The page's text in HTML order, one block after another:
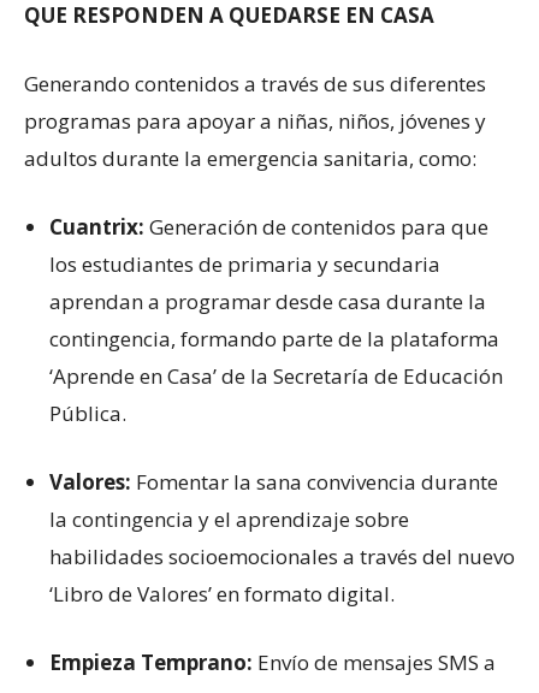
QUE RESPONDEN A QUEDARSE EN CASA
Generando contenidos a través de sus diferentes
programas para apoyar a niñas, niños, jóvenes y
adultos durante la emergencia sanitaria, como:
Cuantrix: Generación de contenidos para que
los estudiantes de primaria y secundaria
aprendan a programar desde casa durante la
contingencia, formando parte de la plataforma
‘Aprende en Casa’ de la Secretaría de Educación
Pública.
Valores: Fomentar la sana convivencia durante
la contingencia y el aprendizaje sobre
habilidades socioemocionales a través del nuevo
‘Libro de Valores’ en formato digital.
Empieza Temprano: Envío de mensajes SMS a